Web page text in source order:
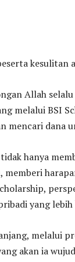
kesulitan
Allah
melalui BSI
mencari dana
hanya
yang lebih
melalui
akan ia